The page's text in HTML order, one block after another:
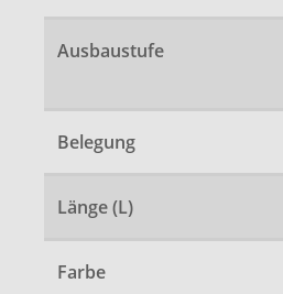
Ausbaustufe
Belegung
Länge (L)
Farbe